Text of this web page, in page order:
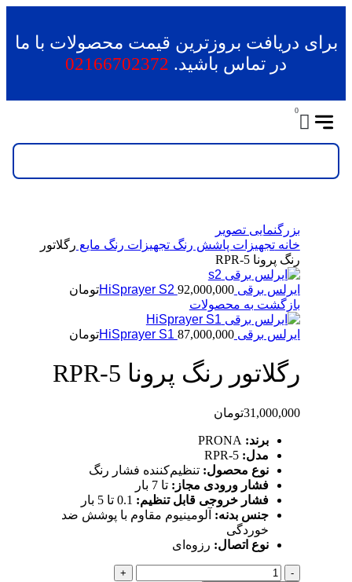
برای دریافت بروزترین قیمت محصولات با ما
در تماس باشید. 02166702372
0
بزرگنمایی تصویر
خانهتجهیزات پاشش رنگتجهیزات رنگ مایع رگلاتور
رنگ پرونا RPR-5
ایرلس برقی HiSprayer S292,000,000
تومان
بازگشت به محصولات
ایرلس برقی HiSprayer S187,000,000 تومان
رگلاتور رنگ پرونا RPR-5
31,000,000تومان
برند:
مدل: RPR-5
نوع محصول: تنظیم‌کننده فشار رنگ
فشار ورودی مجاز: تا 7 بار
فشار خروجی قابل تنظیم:
جنس بدنه: آلومینیوم مقاوم با پوشش ضد
خوردگی
نوع اتصال: رزوه‌ای